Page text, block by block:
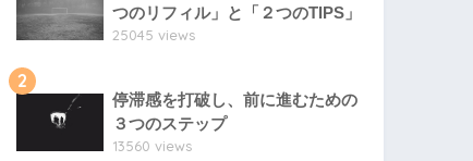
つのリフィル」と「２つのTIPS」
25045 views
2
停滞感を打破し、前に進むための
３つのステップ
13560 views